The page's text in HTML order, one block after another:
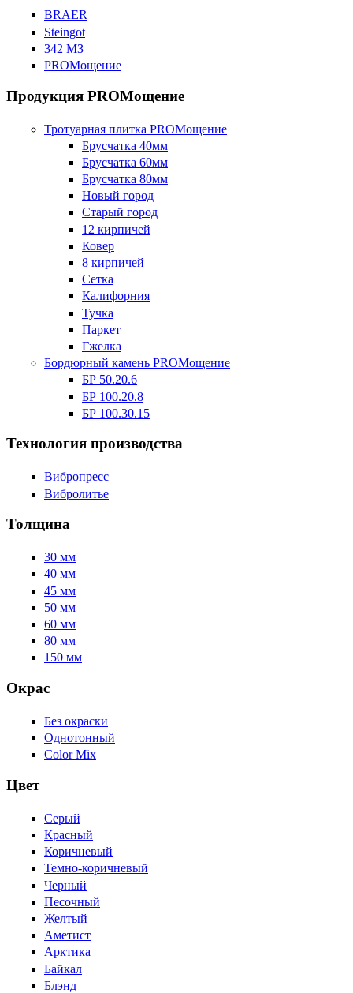
BRAER
Steingot
342 МЗ
PROМощение
Продукция PROМощение
Тротуарная плитка PROМощение
Брусчатка 40мм
Брусчатка 60мм
Брусчатка 80мм
Новый город
Старый город
12 кирпичей
Ковер
8 кирпичей
Сетка
Калифорния
Тучка
Паркет
Гжелка
Бордюрный камень PROМощение
БР 50.20.6
БР 100.20.8
БР 100.30.15
Технология производства
Вибропресс
Вибролитье
Толщина
30 мм
40 мм
45 мм
50 мм
60 мм
80 мм
150 мм
Окрас
Без окраски
Однотонный
Color Mix
Цвет
Серый
Красный
Коричневый
Темно-коричневый
Черный
Песочный
Желтый
Аметист
Арктика
Байкал
Блэнд